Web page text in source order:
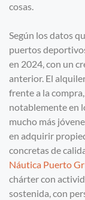
cosas.
Según los datos
puertos
en 2024, con un
anterior. El
frente a la
notablemente en
mucho más
en adquirir
concretas de
Náutica Puerto
chárter con
sostenida, con